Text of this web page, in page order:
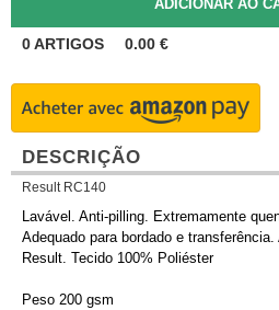
0ARTIGOS 0.00 €
DESCRIÇÃO
Result RC140
Lavável. Anti-pilling. Extremamente
Adequado para bordado e
Result. Tecido 100% Poliéster
Peso 200 gsm